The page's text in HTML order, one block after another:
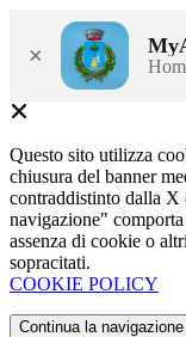
×
Questo sito utilizza
chiusura del banner
contraddistinto dalla X
navigazione"
assenza di cookie o
sopracitati.
COOKIE POLICY
Continua la navigazione